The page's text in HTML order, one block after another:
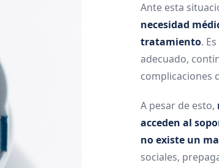
Ante esta
necesidad
tratamiento.
adecuado,
complicaciones
A pesar de esto,
acceden al
no existe un
sociales,